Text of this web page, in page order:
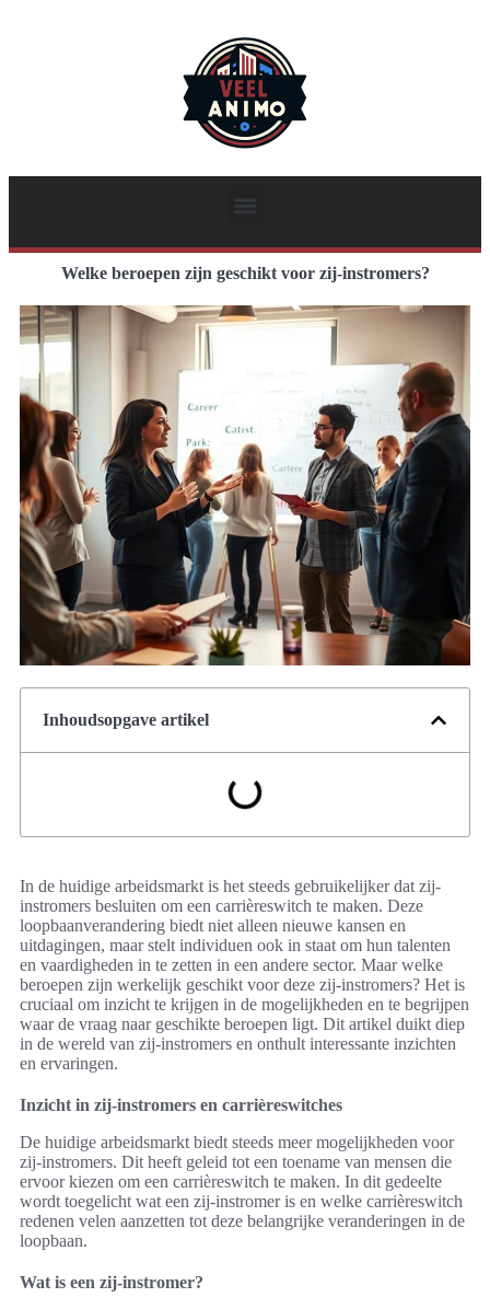
Welke beroepen zijn geschikt voor zij-instromers?
Inhoudsopgave artikel
In de huidige arbeidsmarkt is het steeds gebruikelijker dat zij-
instromers besluiten om een carrièreswitch te maken. Deze
loopbaanverandering biedt niet alleen nieuwe kansen en
uitdagingen, maar stelt individuen ook in staat om hun talenten
en vaardigheden in te zetten in een andere sector. Maar welke
beroepen zijn werkelijk geschikt voor deze zij-instromers? Het is
cruciaal om inzicht te krijgen in de mogelijkheden en te begrijpen
waar de vraag naar geschikte beroepen ligt. Dit artikel duikt diep
in de wereld van zij-instromers en onthult interessante inzichten
en ervaringen.
Inzicht in zij-instromers en carrièreswitches
De huidige arbeidsmarkt biedt steeds meer mogelijkheden voor
zij-instromers. Dit heeft geleid tot een toename van mensen die
ervoor kiezen om een carrièreswitch te maken. In dit gedeelte
wordt toegelicht wat een zij-instromer is en welke carrièreswitch
redenen velen aanzetten tot deze belangrijke veranderingen in de
loopbaan.
Wat is een zij-instromer?